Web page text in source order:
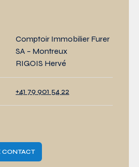
Comptoir Immobilier Furer
SA – Montreux
RIGOIS Hervé
+41 79 901 54 22
CONTACT